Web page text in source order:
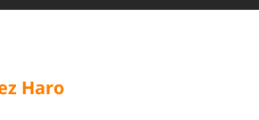
Haro